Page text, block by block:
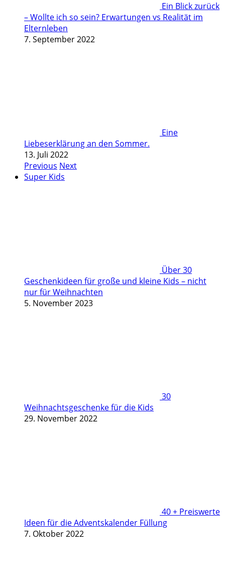
Ein Blick zurück
– Wollte ich so sein? Erwartungen vs Realität im
Elternleben
7. September 2022
Eine
Liebeserklärung an den Sommer.
13. Juli 2022
Previous Next
Super Kids
Über 30
Geschenkideen für große und kleine Kids – nicht
nur für Weihnachten
5. November 2023
30
Weihnachtsgeschenke für die Kids
29. November 2022
40 + Preiswerte
Ideen für die Adventskalender Füllung
7. Oktober 2022